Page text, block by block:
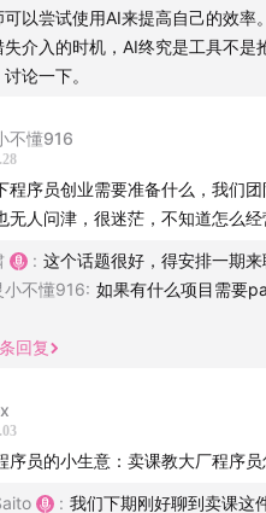
可以尝试使用AI来提高自己的效
失介入的时机，AI终究是工具不
论一下。
不懂916
程序员创业需要准备什么，我们
无人问津，很迷茫，不知道怎么
: 这个话题很好，得安排一期来
小不懂916: 如果有什么项目需要
条回复
序员的小生意：卖课教大厂程序
: 我们下期刚好聊到卖课这